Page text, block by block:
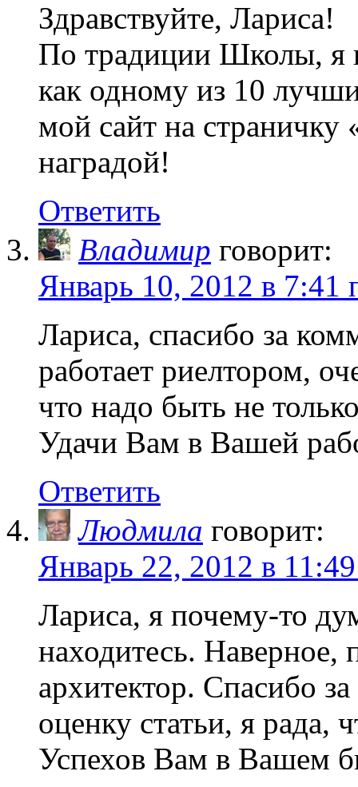
Здравствуйте, Лариса!
По традиции Школы, я
как одному из 10
мой сайт на страничку
наградой!
Ответить
Владимир говорит:
Январь 10, 2012 в 7:41
Лариса, спасибо за
работает риелтором,
что надо быть не
Удачи Вам в Вашей
Ответить
Людмила говорит:
Январь 22, 2012 в
Лариса, я почему-то
находитесь. Наверное,
архитектор. Спасибо
оценку статьи, я рада,
Успехов Вам в Вашем